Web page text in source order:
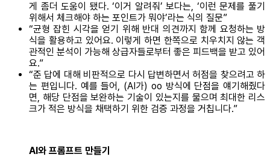
게 좀더 도움이 됐다. ‘이거 알려줘’ 보다는, ‘이런 문제를 풀기
위해서 체크해야 하는 포인트가 뭐야’라는 식의 질문”
“균형 잡힌 시각을 얻기 위해 반대 의견까지 함께 요청하는 방
식을 활용하고 있어요. 이렇게 하면 한쪽으로 치우치지 않는 객
관적인 분석이 가능해 상급자들로부터 좋은 피드백을 받고 있어
요.”
“준 답에 대해 비판적으로 다시 답변하면서 허점을 찾으려고 하
는 편입니다. 예를 들어, (AI가) oo 방식에 단점을 얘기해줬다
면, 해당 단점을 보완하는 기술이 있는지를 물으며 최대한 리스
크가 적은 방식을 채택하기 위한 검증 과정을 거칩니다.”
AI와 프롬프트 만들기